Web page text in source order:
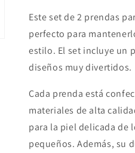
Este set de 2 prendas
perfecto para
estilo. El set incluye un
diseños muy divertidos.
Cada prenda está
materiales de alta
para la piel delicada de
pequeños. Además, su